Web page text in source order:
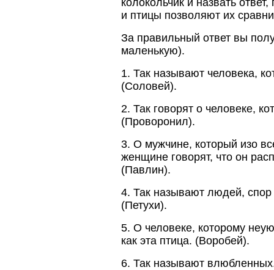
и птицы позволяют их
За правильный ответ вы
маленькую).
1. Так называют человека,
(Соловей).
2. Так говорят о человеке,
(Проворонил).
3. О мужчине, который изо
женщине говорят, что он
(Павлин).
4. Так называют людей, спор
(Петухи).
5. О человеке, которому
как эта птица. (Воробей).
6. Так называют